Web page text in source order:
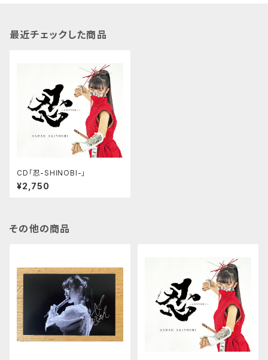
最近チェックした商品
CD「忍-SHINOBI-」
¥2,750
その他の商品